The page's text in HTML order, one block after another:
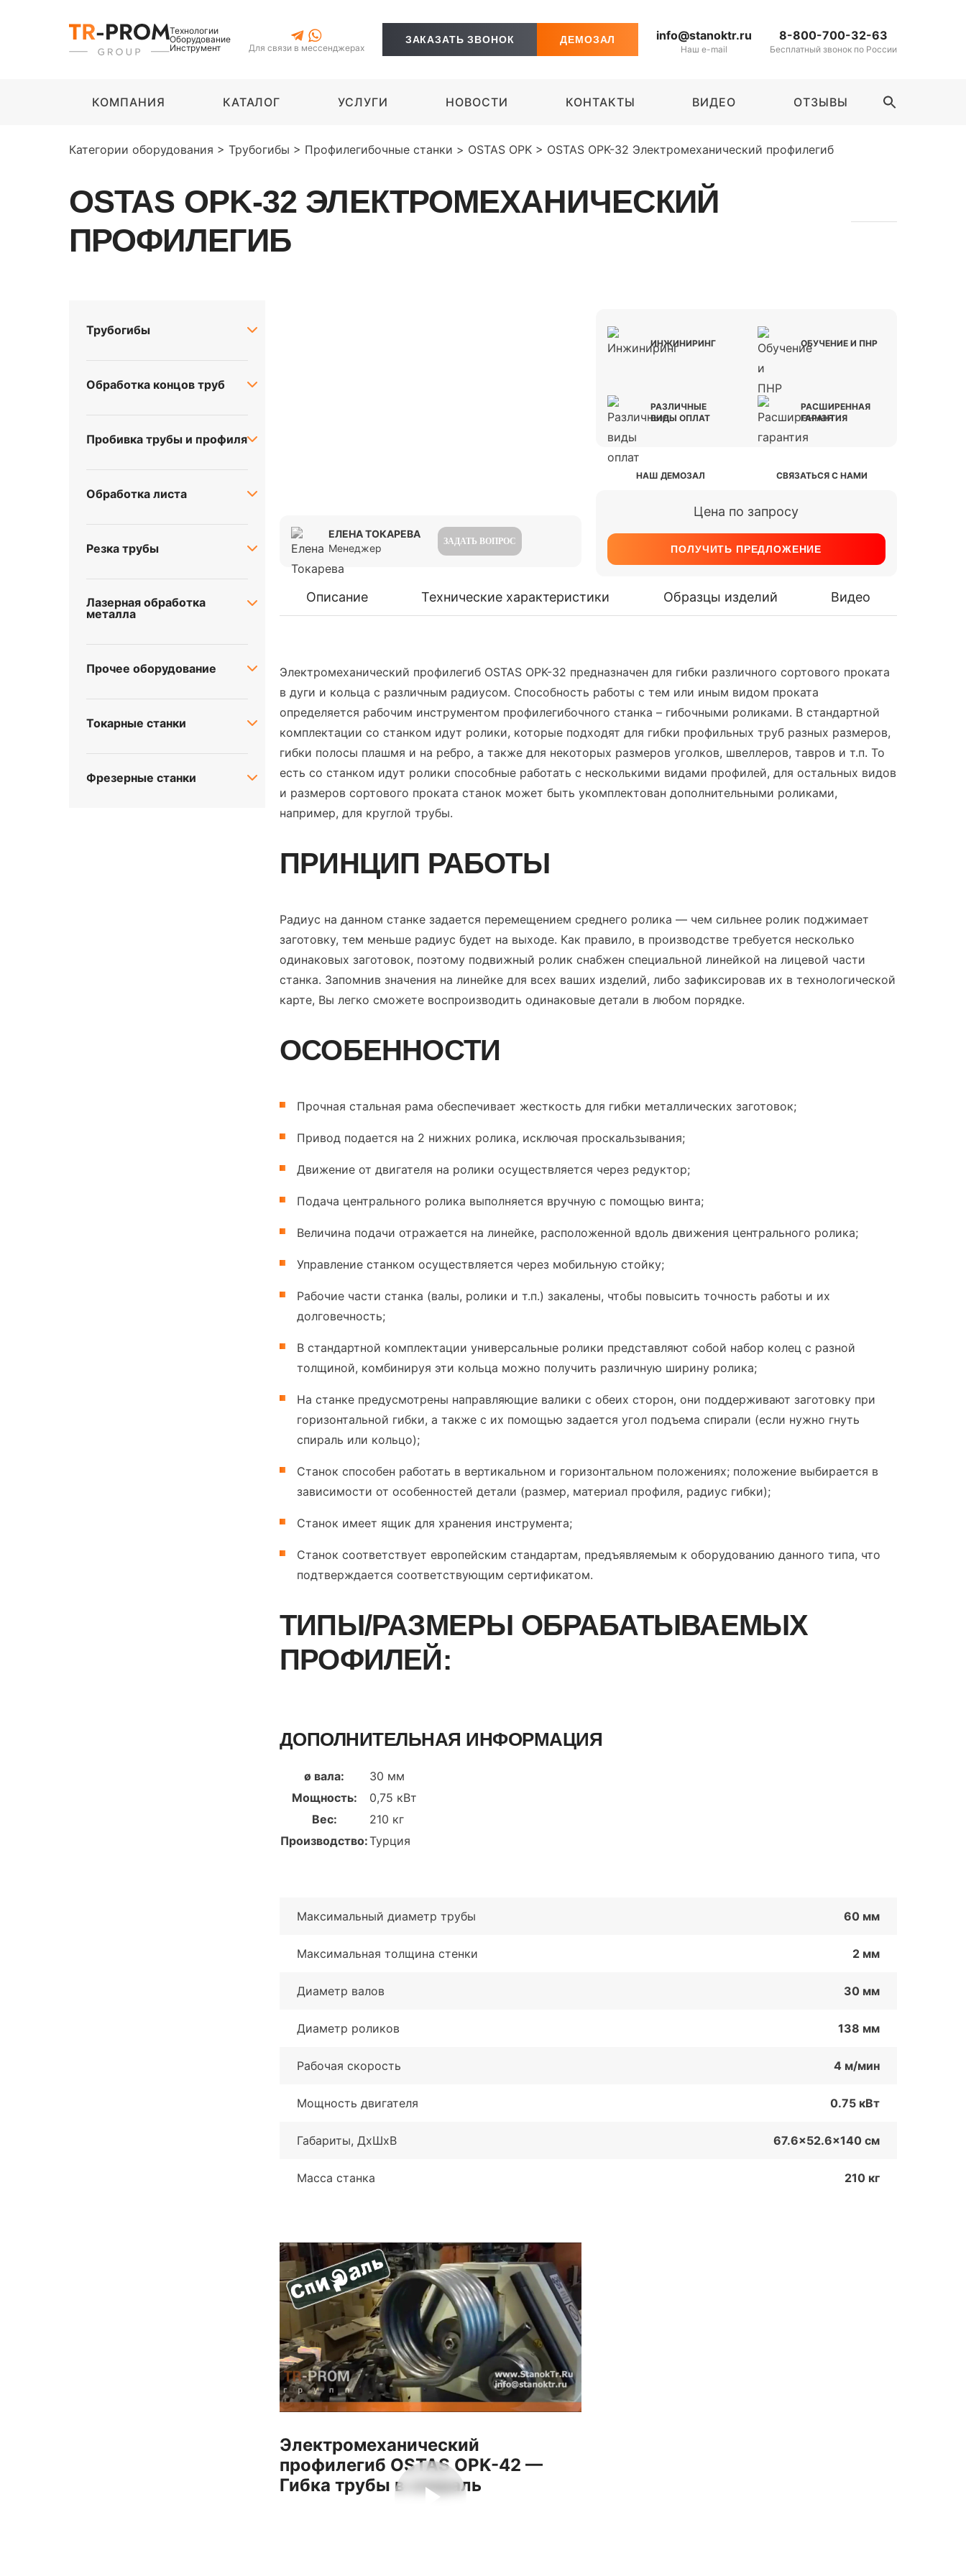
Технологии
Оборудование
Инструмент
Для связи в мессенджерах
ЗАКАЗАТЬ ЗВОНОК ДЕМОЗАЛ info@stanoktr.ru
Наш e-mail
8-800-700-32-63
Бесплатный звонок по России
КОМПАНИЯ КАТАЛОГ УСЛУГИ НОВОСТИ КОНТАКТЫ ВИДЕО ОТЗЫВЫ
SEARCH
Категории оборудования > Трубогибы > Профилегибочные станки > OSTAS OPK > OSTAS OPK-32 Электромеханический профилегиб
OSTAS OPK-32 ЭЛЕКТРОМЕХАНИЧЕСКИЙ
ПРОФИЛЕГИБ
Трубогибы
Обработка концов труб
Пробивка трубы и профиля
Обработка листа
Резка трубы
Лазерная обработка
металла
Прочее оборудование
Токарные станки
Фрезерные станки
ИНЖИНИРИНГ ОБУЧЕНИЕ И ПНР
РАЗЛИЧНЫЕ
ВИДЫ ОПЛАТ
РАСШИРЕННАЯ
ГАРАНТИЯ
НАШ ДЕМОЗАЛ СВЯЗАТЬСЯ С НАМИ
ЕЛЕНА ТОКАРЕВА
Менеджер
ЗАДАТЬ ВОПРОС
Цена по запросу
ПОЛУЧИТЬ ПРЕДЛОЖЕНИЕ
Описание Технические характеристики Образцы изделий Видео
Электромеханический профилегиб OSTAS OPK-32 предназначен для гибки различного сортового проката
в дуги и кольца с различным радиусом. Способность работы с тем или иным видом проката
определяется рабочим инструментом профилегибочного станка – гибочными роликами. В стандартной
комплектации со станком идут ролики, которые подходят для гибки профильных труб разных размеров,
гибки полосы плашмя и на ребро, а также для некоторых размеров уголков, швеллеров, тавров и т.п. То
есть со станком идут ролики способные работать с несколькими видами профилей, для остальных видов
и размеров сортового проката станок может быть укомплектован дополнительными роликами,
например, для круглой трубы.
ПРИНЦИП РАБОТЫ
Радиус на данном станке задается перемещением среднего ролика — чем сильнее ролик поджимает
заготовку, тем меньше радиус будет на выходе. Как правило, в производстве требуется несколько
одинаковых заготовок, поэтому подвижный ролик снабжен специальной линейкой на лицевой части
станка. Запомнив значения на линейке для всех ваших изделий, либо зафиксировав их в технологической
карте, Вы легко сможете воспроизводить одинаковые детали в любом порядке.
ОСОБЕННОСТИ
Прочная стальная рама обеспечивает жесткость для гибки металлических заготовок;
Привод подается на 2 нижних ролика, исключая проскальзывания;
Движение от двигателя на ролики осуществляется через редуктор;
Подача центрального ролика выполняется вручную с помощью винта;
Величина подачи отражается на линейке, расположенной вдоль движения центрального ролика;
Управление станком осуществляется через мобильную стойку;
Рабочие части станка (валы, ролики и т.п.) закалены, чтобы повысить точность работы и их
долговечность;
В стандартной комплектации универсальные ролики представляют собой набор колец с разной
толщиной, комбинируя эти кольца можно получить различную ширину ролика;
На станке предусмотрены направляющие валики с обеих сторон, они поддерживают заготовку при
горизонтальной гибки, а также с их помощью задается угол подъема спирали (если нужно гнуть
спираль или кольцо);
Станок способен работать в вертикальном и горизонтальном положениях; положение выбирается в
зависимости от особенностей детали (размер, материал профиля, радиус гибки);
Станок имеет ящик для хранения инструмента;
Станок соответствует европейским стандартам, предъявляемым к оборудованию данного типа, что
подтверждается соответствующим сертификатом.
ТИПЫ/РАЗМЕРЫ ОБРАБАТЫВАЕМЫХ
ПРОФИЛЕЙ:
ДОПОЛНИТЕЛЬНАЯ ИНФОРМАЦИЯ
ø вала:
30 мм
Мощность:
0,75 кВт
Вес:
210 кг
Производство:Турция
Максимальный диаметр трубы 60 мм
Максимальная толщина стенки 2 мм
Диаметр валов 30 мм
Диаметр роликов 138 мм
Рабочая скорость 4 м/мин
Мощность двигателя 0.75 кВт
Габариты, ДхШxB 67.6x52.6x140 см
Масса станка 210 кг
Электромеханический
профилегиб OSTAS OPK-42 —
Гибка трубы в спираль